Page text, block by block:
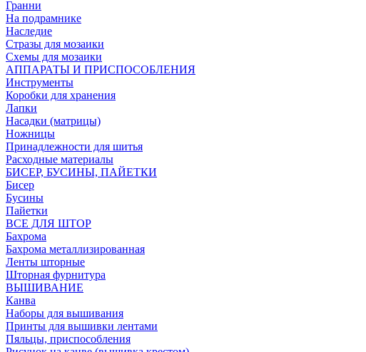
Гранни
На подрамнике
Наследие
Стразы для мозаики
Схемы для мозаики
АППАРАТЫ И ПРИСПОСОБЛЕНИЯ
Инструменты
Коробки для хранения
Лапки
Насадки (матрицы)
Ножницы
Принадлежности для шитья
Расходные материалы
БИСЕР, БУСИНЫ, ПАЙЕТКИ
Бисер
Бусины
Пайетки
ВСЕ ДЛЯ ШТОР
Бахрома
Бахрома металлизированная
Ленты шторные
Шторная фурнитура
ВЫШИВАНИЕ
Канва
Наборы для вышивания
Принты для вышивки лентами
Пяльцы, приспособления